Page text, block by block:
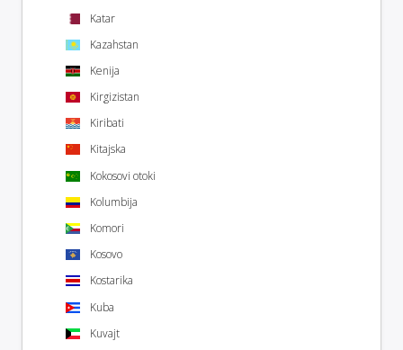
Katar
Kazahstan
Kenija
Kirgizistan
Kiribati
Kitajska
Kokosovi otoki
Kolumbija
Komori
Kosovo
Kostarika
Kuba
Kuvajt